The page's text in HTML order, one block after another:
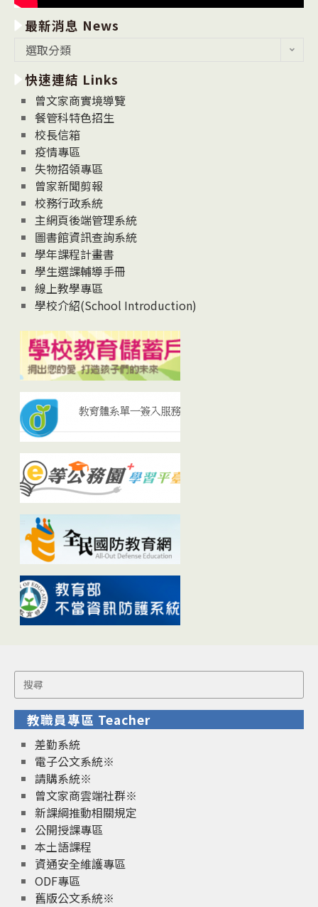
最新消息 News
消
息
News
選取分類
快速連結 Links
曾文家商實境導覽
餐管科特色招生
校長信箱
疫情專區
失物招領專區
曾家新聞剪報
校務行政系統
主網頁後端管理系統
圖書館資訊查詢系統
學年課程計畫書
學生選課輔導手冊
線上教學專區
學校介紹(School Introduction)
Search
for:
教職員專區 Teacher
差勤系統
電子公文系統※
請購系統※
曾文家商雲端社群※
新課綱推動相關規定
公開授課專區
本土語課程
資通安全維護專區
ODF專區
舊版公文系統※